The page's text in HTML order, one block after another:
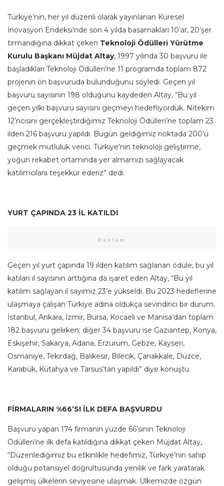
Türkiye’nin, her yıl düzenli olarak yayınlanan Küresel
İnovasyon Endeksi’nde son 4 yılda basamakları 10’ar, 20’şer
tırmandığına dikkat çeken Teknoloji Ödülleri Yürütme
Kurulu Başkanı Müjdat Altay, 1997 yılında 30 başvuru ile
başladıkları Teknoloji Ödülleri’ne 11 programda toplam 872
projenin ön başvuruda bulunduğunu söyledi. Geçen yıl
başvuru sayısının 198 olduğunu kaydeden Altay, “Bu yıl
geçen yılki başvuru sayısını geçmeyi hedefliyorduk. Nitekim
12’ncisini gerçekleştirdiğimiz Teknoloji Ödülleri’ne toplam 23
ilden 216 başvuru yapıldı. Bugün geldiğimiz noktada 200’ü
geçmek mutluluk verici. Türkiye’nin teknoloji geliştirme,
yoğun rekabet ortamında yer almamızı sağlayacak
katılımcılara teşekkür ederiz” dedi.
YURT ÇAPINDA 23 İL KATILDI
Reklam
Geçen yıl yurt çapında 19 ilden katılım sağlanan ödüle, bu yıl
katılan il sayısının arttığına da işaret eden Altay, “Bu yıl
katılım sağlayan il sayımız 23’e yükseldi. Bu 2023 hedeflerine
ulaşmaya çalışan Türkiye adına oldukça sevindirici bir durum.
İstanbul, Ankara, İzmir, Bursa, Kocaeli ve Manisa’dan toplam
182 başvuru gelirken; diğer 34 başvuru ise Gaziantep, Konya,
Eskişehir, Sakarya, Adana, Erzurum, Gebze, Kayseri,
Osmaniye, Tekirdağ, Balıkesir, Bilecik, Çanakkale, Düzce,
Karabük, Kütahya ve Tarsus’tan yapıldı” diye konuştu.
FİRMALARIN %66’SI İLK DEFA BAŞVURDU
Başvuru yapan 174 firmanın yüzde 66’sının Teknoloji
Ödülleri’ne ilk defa katıldığına dikkat çeken Müjdat Altay,
“Düzenlediğimiz bu etkinlikle hedefimiz, Türkiye’nin sahip
olduğu potansiyel doğrultusunda yenilik ve fark yaratarak
gelişmiş ülkelerin seviyesine ulaşmak. Ülkemizde özgün